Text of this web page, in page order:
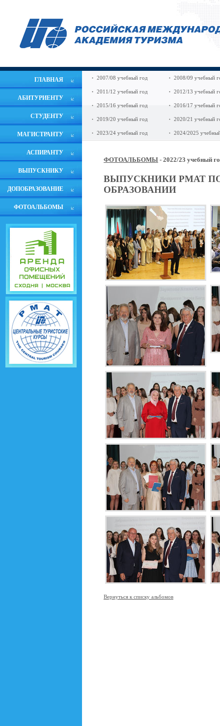
ГЛАВНАЯ
АБИТУРИЕНТУ
СТУДЕНТУ
МАГИСТРАНТУ
АСПИРАНТУ
ВЫПУСКНИКУ
ДОПОБРАЗОВАНИЕ
ФОТОАЛЬБОМЫ
2007/08 учебный год 2008/09 учебный
2011/12 учебный год 2012/13 учебный
2015/16 учебный год 2016/17 учебный
2019/20 учебный год 2020/21 учебный
2023/24 учебный год 2024/2025
ФОТОАЛЬБОМЫ - 2022/23 учебный
ВЫПУСКНИКИ РМАТ
ОБРАЗОВАНИИ
Вернуться к списку альбомов